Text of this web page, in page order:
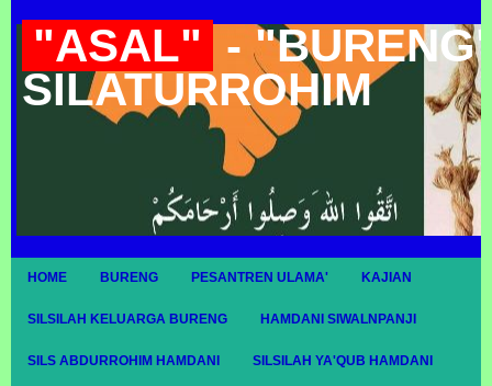
"ASAL" -
SILATURROHIM
HOME BURENG PESANTREN ULAMA' KAJIAN
SILSILAH KELUARGA BURENG HAMDANI SIWALNPANJI
SILS ABDURROHIM HAMDANI SILSILAH YA'QUB HAMDANI